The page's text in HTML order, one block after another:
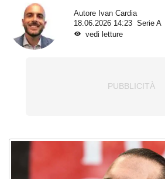
Autore Ivan Cardia
18.06.2026 14:23
Serie A
vedi letture